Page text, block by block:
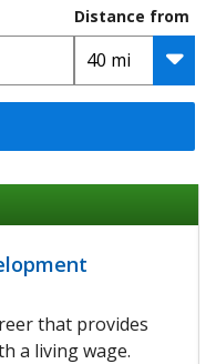
Distance from
that provides
a living wage.